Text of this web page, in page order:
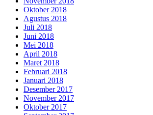
Oktober 2018
Agustus 2018
Juli 2018
Juni 2018
Mei 2018
April 2018
Maret 2018
Februari 2018
Januari 2018
Desember 2017
November 2017
Oktober 2017